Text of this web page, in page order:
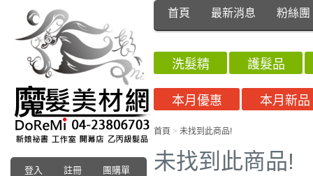
登入 註冊 團購單
首頁 最新消息 粉絲團
洗髮精
護髮品
本月優惠
本月新品
首頁 > 未找到此商品!
未找到此商品!